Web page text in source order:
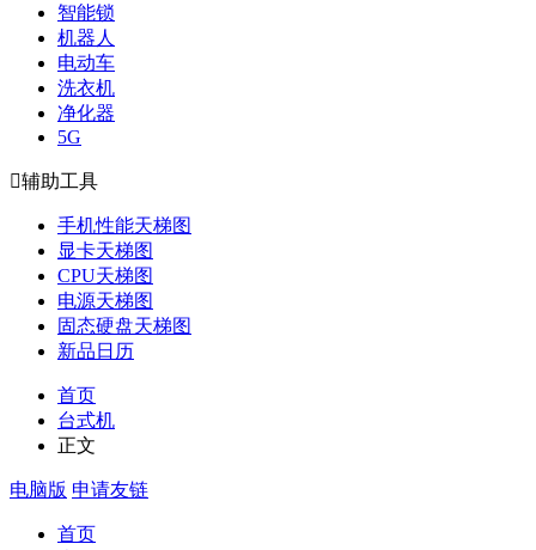
智能锁
机器人
电动车
洗衣机
净化器
5G
辅助工具
手机性能天梯图
显卡天梯图
CPU天梯图
电源天梯图
固态硬盘天梯图
新品日历
首页
台式机
正文
电脑版 申请友链
首页